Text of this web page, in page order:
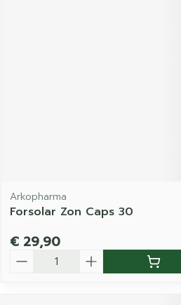
Arkopharma
Forsolar Zon Caps 30
€ 29,90